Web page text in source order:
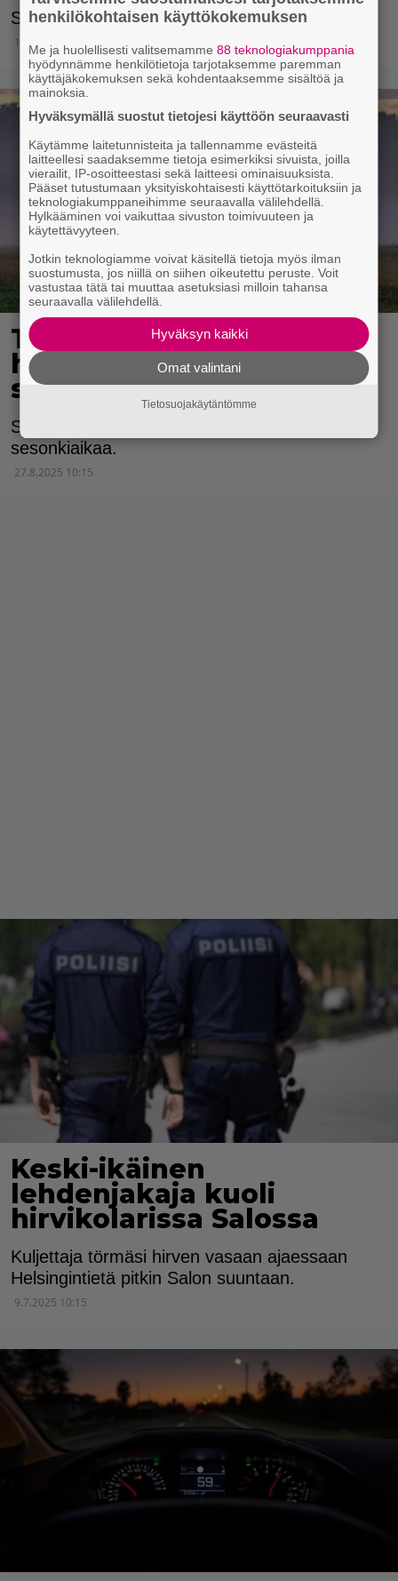
Syksy on tunnetusti hirvikolareiden aikaa.
16.9.2025 13:15
Tiedätkö, milloin
hirvikolarin riski on
suurimmillaan?
Syksy on tunnetusti hirvikolareiden
sesonkiaikaa.
27.8.2025 10:15
Keski-ikäinen
lehdenjakaja kuoli
hirvikolarissa Salossa
Kuljettaja törmäsi hirven vasaan ajaessaan
Helsingintietä pitkin Salon suuntaan.
9.7.2025 10:15
henkilökohtaisen käyttökokemuksen
Me ja huolellisesti valitsemamme88 teknologiakumppania
hyödynnämme henkilötietoja tarjotaksemme paremman
käyttäjäkokemuksen sekä kohdentaaksemme sisältöä ja
mainoksia.
Hyväksymällä suostut tietojesi käyttöön seuraavasti
Käytämme laitetunnisteita ja tallennamme evästeitä
laitteellesi saadaksemme tietoja esimerkiksi sivuista, joilla
vierailit, IP-osoitteestasi sekä laitteesi ominaisuuksista.
Pääset tutustumaan yksityiskohtaisesti käyttötarkoituksiin ja
teknologiakumppaneihimme seuraavalla välilehdellä.
Hylkääminen voi vaikuttaa sivuston toimivuuteen ja
käytettävyyteen.
Jotkin teknologiamme voivat käsitellä tietoja myös ilman
suostumusta, jos niillä on siihen oikeutettu peruste. Voit
vastustaa tätä tai muuttaa asetuksiasi milloin tahansa
seuraavalla välilehdellä.
Hyväksyn kaikki
Omat valintani
Tietosuojakäytäntömme